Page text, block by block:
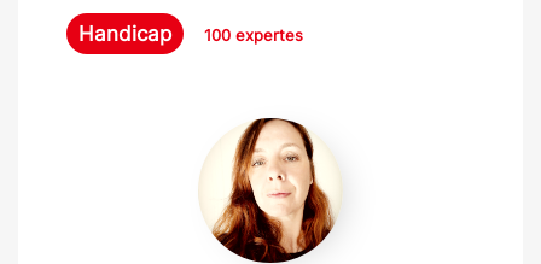
Handicap 100 expertes
Anne-
Sophie
Sayeux